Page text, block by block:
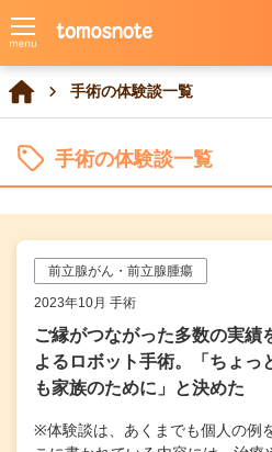
手術の体験談一覧
手術の体験談一覧
前立腺がん・前立腺腫瘍
2023年10月 手術
ご縁がつながった多数の実績
よるロボット手術。「ちょっ
も家族のために」と決めた
※体験談は、あくまでも個人の例